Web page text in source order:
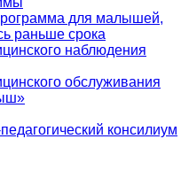
для малышей,
раньше срока
наблюдения
обслуживания
консилиум